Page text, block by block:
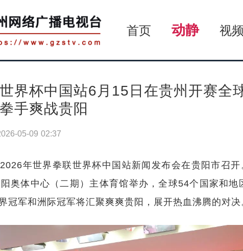
首页 动静 视频
界杯中国站6月15日在贵州开赛全
手爽战贵阳
05-09 02:37
年世界拳联世界杯中国站新闻发布会在贵阳市召
奥体中心（二期）主体育馆举办，全球54个国家和地
冠军和洲际冠军将汇聚爽爽贵阳，展开热血沸腾的对决